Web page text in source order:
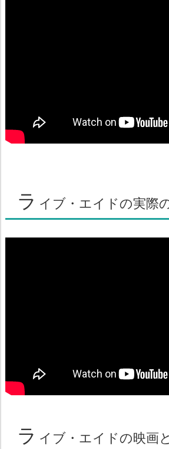
ラ イブ・エイドの実際
ラ イブ・エイドの映画